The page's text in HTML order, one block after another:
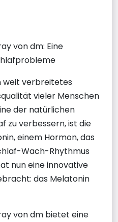
von dm: Eine
weit verbreitetes
vieler Menschen
der natürlichen
zu verbessern, ist die
einem Hormon, das
Wach-Rhythmus
nun eine innovative
das Melatonin
von dm bietet eine